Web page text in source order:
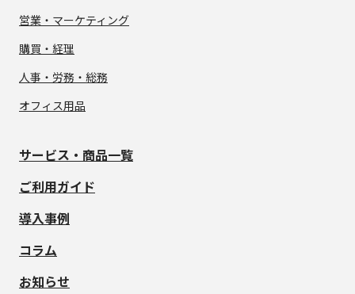
営業・マーケティング
購買・経理
人事・労務・総務
オフィス用品
サービス・商品一覧
ご利用ガイド
導入事例
コラム
お知らせ